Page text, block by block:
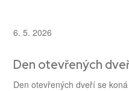
6. 5. 2026
Den otevřených
Den otevřených dveří se